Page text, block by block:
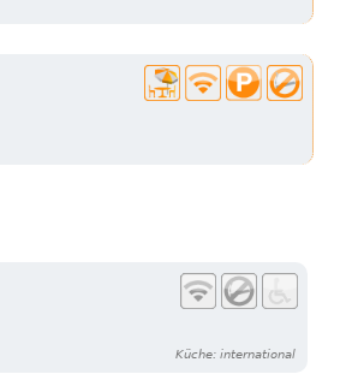
Küche: international